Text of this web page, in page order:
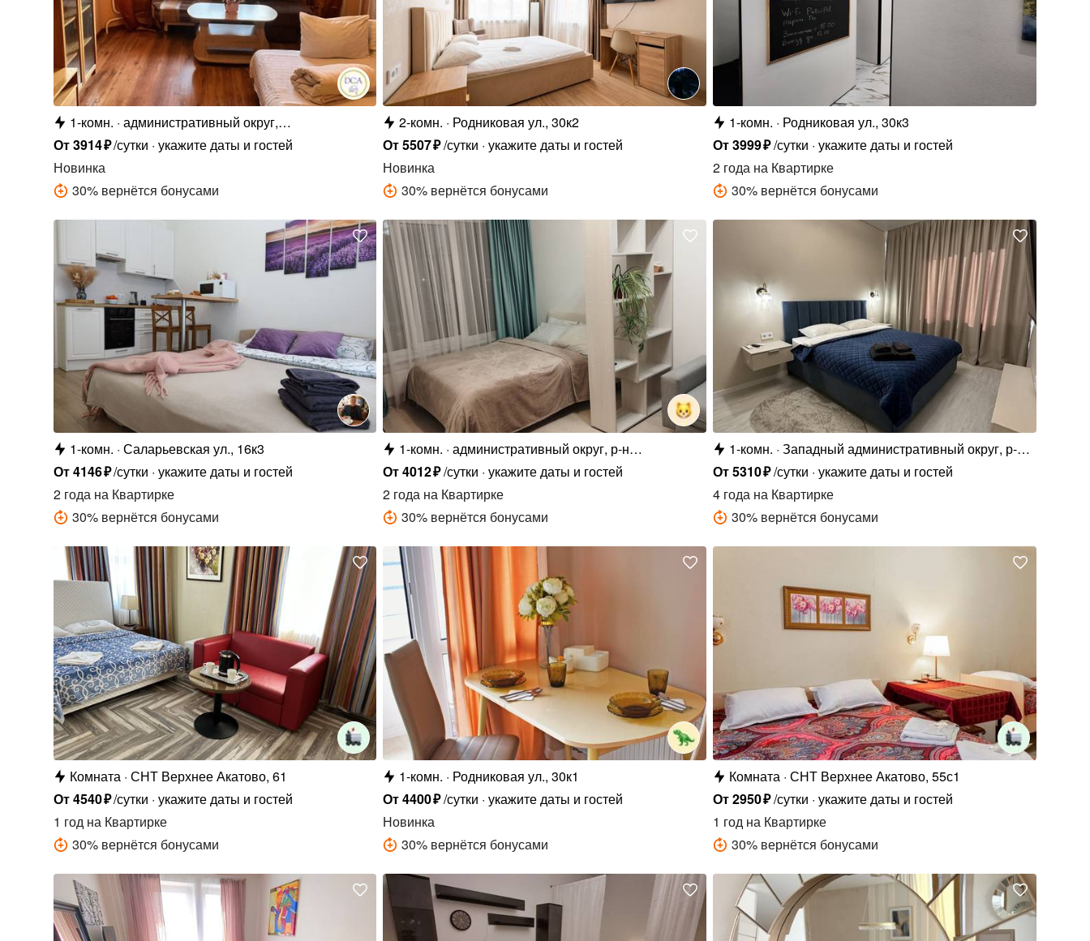
1-комн. административный округ,
Филимонковский р-н ,3-й мкр., 2
От3914₽/сутки укажите даты и гостей
Новинка
30% вернётся бонусами
2-комн.
Родниковая ул., 30к2
От5507₽/сутки укажите даты и гостей
Новинка
30% вернётся бонусами
1-комн.
Родниковая ул., 30к3
От3999₽/сутки укажите даты и гостей
2 года на Квартирке
30% вернётся бонусами
1-комн. Саларьевская ул., 16к3
От4146₽/сутки укажите даты и гостей
2 годана Квартирке
30% вернётся бонусами
1-комн. административный округ, р-н
Коммунарка, жилой комплекс Филатов Луг,
ул. Картмазовские Пруды, 2к2
От4012₽/сутки укажите даты и гостей
2 года на Квартирке
30% вернётся бонусами
1-комн. Западный административный округ, р-н
Солнцево, ул. Инженера Кнорре, 7к2
От5310₽/сутки укажите даты и гостей
4 года на Квартирке
30% вернётся бонусами
Комната СНТ Верхнее Акатово, 61
От4540₽/сутки укажите даты и гостей
1 годна Квартирке
30% вернётся бонусами
1-комн.
Родниковая ул., 30к1
От4400₽/сутки укажите даты и гостей
Новинка
30% вернётся бонусами
Комната СНТ Верхнее Акатово, 55с1
От2950₽/сутки укажите даты и гостей
1 год на Квартирке
30% вернётся бонусами